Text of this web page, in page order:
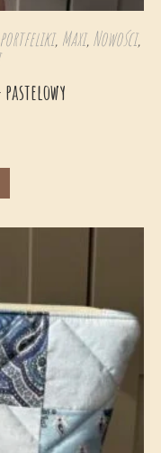
portfeliki, Maxi,Nowości,